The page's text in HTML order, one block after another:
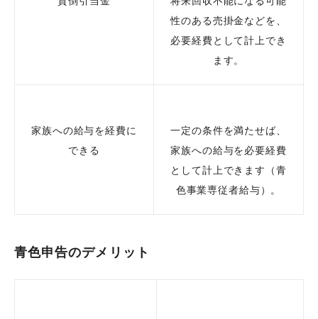
性のある売掛金などを、
必要経費として計上でき
ます。
家族への給与を経費に
できる
一定の条件を満たせば、
家族への給与を必要経費
として計上できます（青
色事業専従者給与）。
青色申告のデメリット